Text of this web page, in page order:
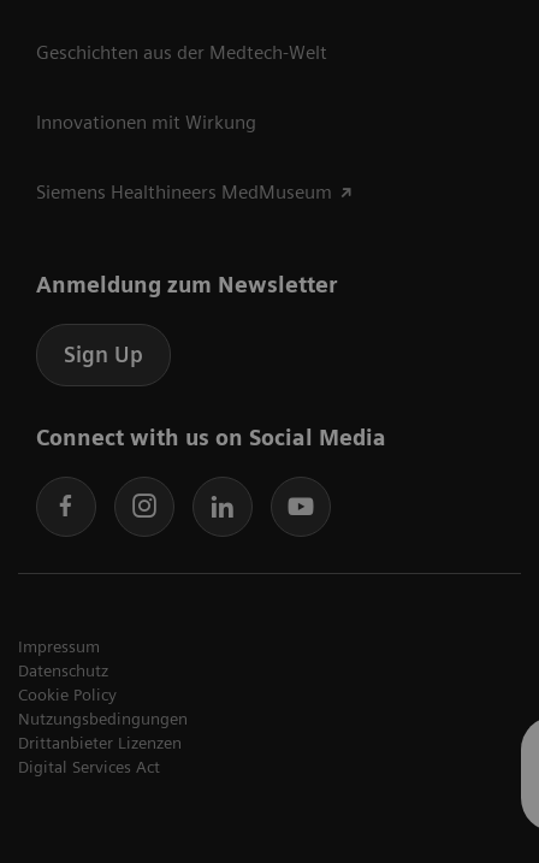
Geschichten aus der Medtech-Welt
Innovationen mit Wirkung
Siemens Healthineers MedMuseum
Anmeldung zum Newsletter
Sign Up
Connect with us on Social Media
Impressum
Datenschutz
Cookie Policy
Nutzungsbedingungen
Drittanbieter Lizenzen
Digital Services Act